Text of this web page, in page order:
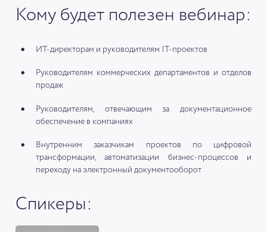
Кому будет полезен вебинар:
ИТ-директорам и руководителям IT-проектов
Руководителям коммерческих департаментов и отделов
продаж
Руководителям, отвечающим за документационное
обеспечение в компаниях
Внутренним заказчикам проектов по цифровой
трансформации, автоматизации бизнес-процессов и
переходу на электронный документооборот
Спикеры: